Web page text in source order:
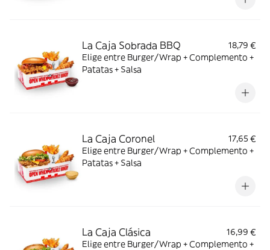
La Caja Sobrada BBQ
18,79 €
Elige entre Burger/Wrap + Complemento +
Patatas + Salsa
La Caja Coronel
17,65 €
Elige entre Burger/Wrap + Complemento +
Patatas + Salsa
La Caja Clásica
16,99 €
Elige entre Burger/Wrap + Complemento +